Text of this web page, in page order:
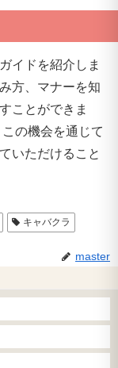
イドを紹介しま
方、マナーを知
ことができま
の機会を通じて
いただけること
キャバクラ
master